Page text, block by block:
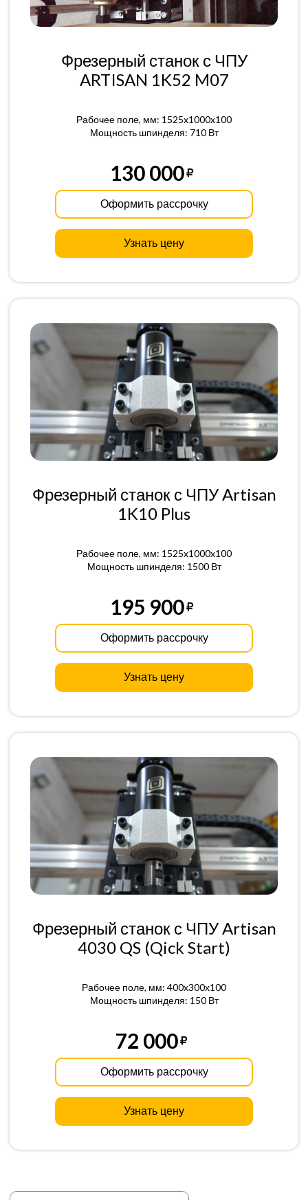
Фрезерный станок с ЧПУ
ARTISAN 1K52 M07
Рабочее поле, мм: 1525x1000x100
Мощность шпинделя: 710 Вт
130 000
Оформить рассрочку
Узнать цену
Фрезерный станок с ЧПУ Artisan
1K10 Plus
Рабочее поле, мм: 1525x1000x100
Мощность шпинделя: 1500 Вт
195 900
Оформить рассрочку
Узнать цену
Фрезерный станок с ЧПУ Artisan
4030 QS (Qick Start)
Рабочее поле, мм: 400x300x100
Мощность шпинделя: 150 Вт
72 000
Оформить рассрочку
Узнать цену